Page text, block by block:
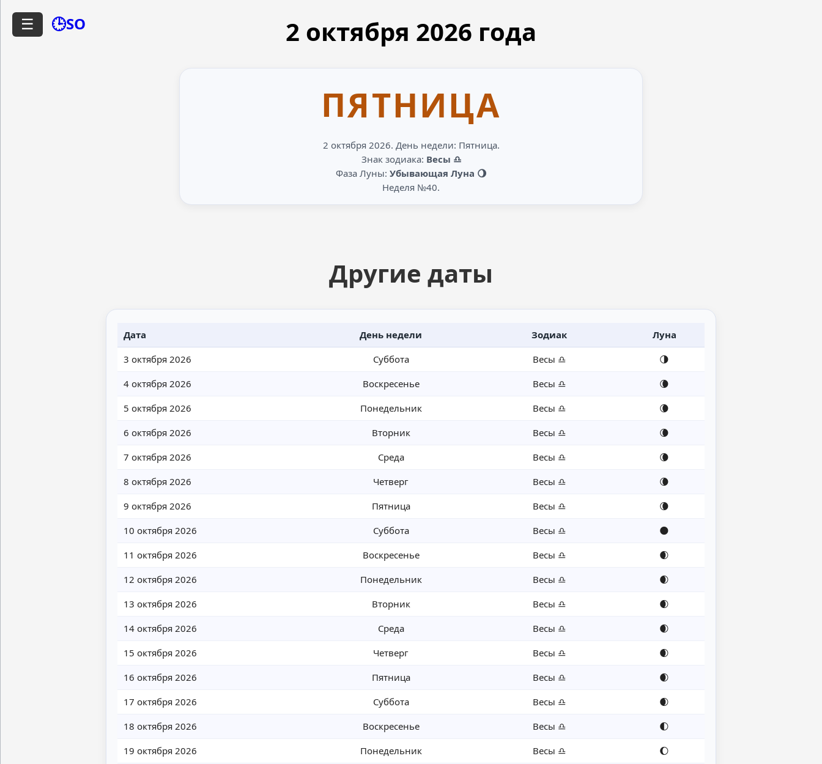
☰ 🕒SO 2 октября 2026 года
ПЯТНИЦА
2 октября 2026. День недели: Пятница.
Знак зодиака: Весы ♎
Фаза Луны: Убывающая Луна 🌖
Неделя №40.
Другие даты
Дата День недели Зодиак
Луна
3 октября 2026
Суббота Весы ♎
🌗
4 октября 2026
Воскресенье Весы ♎
🌘
5 октября 2026
Понедельник Весы ♎
🌘
6 октября 2026
Вторник Весы ♎
🌘
7 октября 2026
Среда Весы ♎
🌘
8 октября 2026
Четверг Весы ♎
🌘
9 октября 2026
Пятница Весы ♎
🌘
10 октября 2026
Суббота Весы ♎
🌑
11 октября 2026
Воскресенье Весы ♎
🌒
12 октября 2026
Понедельник Весы ♎
🌒
13 октября 2026
Вторник Весы ♎
🌒
14 октября 2026
Среда Весы ♎
🌒
15 октября 2026
Четверг Весы ♎
🌒
16 октября 2026
Пятница Весы ♎
🌒
17 октября 2026
Суббота Весы ♎
🌒
18 октября 2026
Воскресенье Весы ♎
🌓
19 октября 2026
Понедельник Весы ♎
🌔